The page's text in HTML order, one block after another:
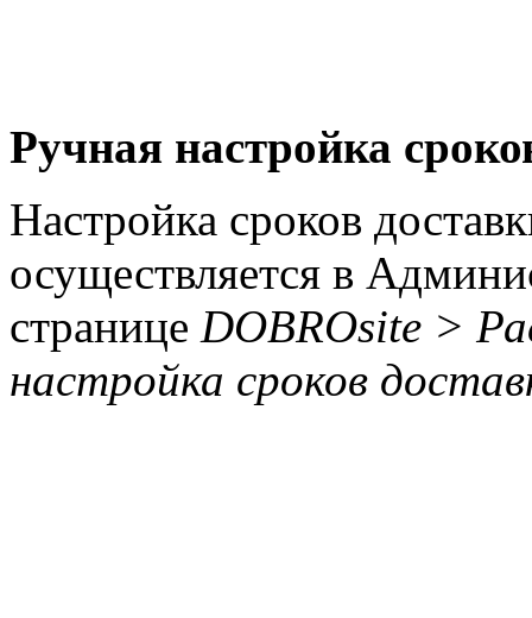
Ручная настройка
Настройка сроков
осуществляется в
странице DOBROsite >
настройка сроков